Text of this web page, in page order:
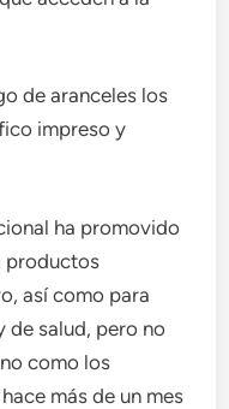
de aranceles los
impreso y
ha promovido
productos
así como para
salud, pero no
como los
más de un mes